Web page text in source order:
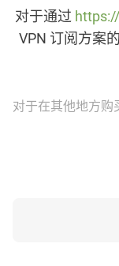
对于通过
VPN 订阅方案
对于在其他地方购